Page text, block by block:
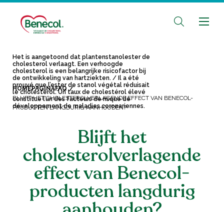
Het is aangetoond dat plantenstanolester de
cholesterol verlaagt. Een verhoogde
cholesterol is een belangrijke risicofactor bij
de ontwikkeling van hartziekten. / Il a été
prouvé que l’ester de stanol végétal réduisait
le cholestérol. Un taux de cholestérol élevé
constitue l’un des facteurs de risque de
développement de maladies coronariennes.
HOMEPAGINAFAQ
BLIJFT HET CHOLESTEROLVERLAGENDE EFFECT VAN BENECOL-
PRODUCTEN LANGDURIG AANHOUDEN?
Blijft het
cholesterolverlagende
effect van Benecol-
producten langdurig